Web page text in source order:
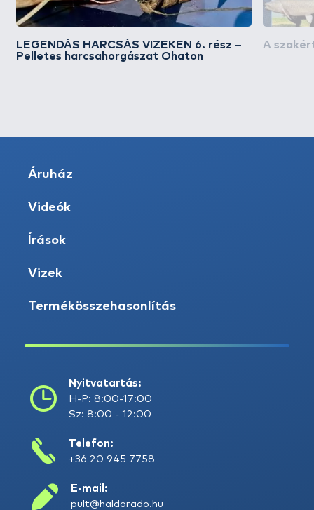
LEGENDÁS HARCSÁS VIZEKEN 6. rész –
Pelletes harcsahorgászat Ohaton
A
Áruház
Videók
Írások
Vizek
Termékösszehasonlítás
Nyitvatartás:
H-P: 8:00-17:00
Sz: 8:00 - 12:00
Telefon:
+36 20 945 7758
E-mail:
pult@haldorado.hu